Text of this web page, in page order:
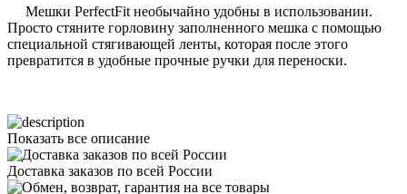
Мешки PerfectFit необычайно удобны в использовании.
Просто стяните горловину заполненного мешка с помощью
специальной стягивающей ленты, которая после этого
превратится в удобные прочные ручки для переноски.
Показать все описание
Доставка заказов по всей России